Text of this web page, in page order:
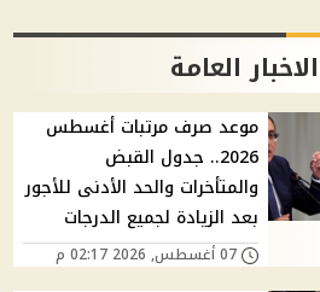
الاخبار العامة
موعد صرف مرتبات أغسطس
2026.. جدول القبض
والمتأخرات والحد الأدنى للأجور
بعد الزيادة لجميع الدرجات
07 أغسطس, 2026 02:17 م